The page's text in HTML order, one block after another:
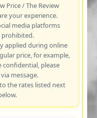
Price / The Review
your experience.
media platforms
prohibited.
applied during online
price, for example,
confidential, please
message.
the rates listed next